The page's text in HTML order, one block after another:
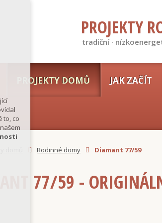
PROJEKTY
tradiční ·
PROJEKTY DOMŮ JAK ZAČÍT
Rodinné domy Diamant 77/59
77/59 -
to, co